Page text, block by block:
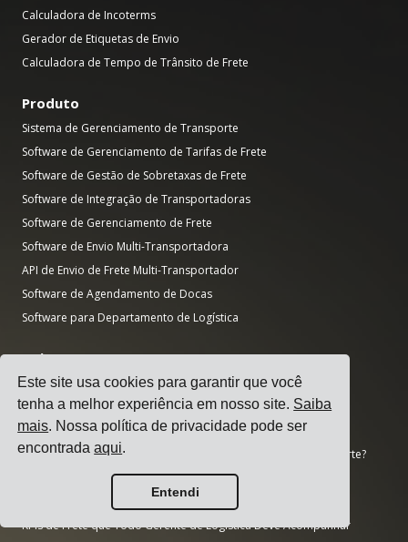
Este site usa cookies para garantir que você
tenha a melhor experiência em nosso site. Saiba
mais. Nossa política de privacidade pode ser
encontradaaqui.
Entendi
Calculadora de Incoterms
Gerador de Etiquetas de Envio
Calculadora de Tempo de Trânsito de Frete
Produto
Sistema de Gerenciamento de Transporte
Software de Gerenciamento de Tarifas de Frete
Software de Gestão de Sobretaxas de Frete
Software de Integração de Transportadoras
Software de Gerenciamento de Frete
Software de Envio Multi-Transportadora
API de Envio de Frete Multi-Transportador
Software de Agendamento de Docas
Software para Departamento de Logística
Guias
Top 17 Softwares de Gestão de Transportes para Expedidores
Como Selecionar um Software de Envio Multi-Transportadora?
Como Realizar uma Licitação de Transporte Simples?
Como Implementar um Sistema de Gerenciamento de Transporte?
Como Escolher uma Transportadora de Frete?
Como Automatizar as Notificações de Envio?
KPIs de Frete que Todo Gerente de Logística Deve Acompanhar